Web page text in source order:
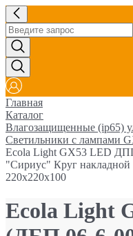
Главная
Каталог
Влагозащищенные (ip65)
Светильники с лампами
Ecola Light GX53 LED
"Сириус" Круг
220х220х100
Ecola Light